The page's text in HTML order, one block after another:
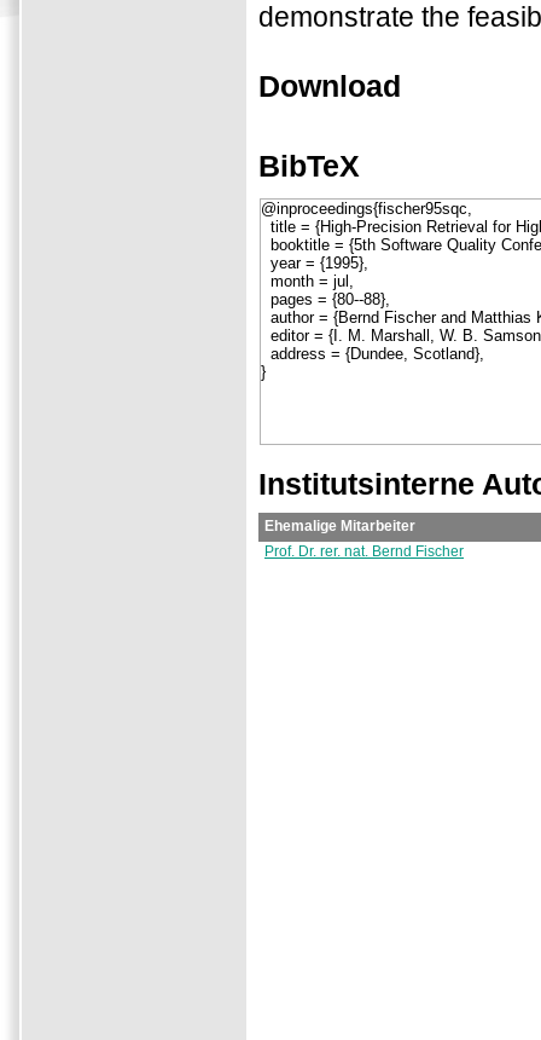
demonstrate the
Download
BibTeX
Institutsinterne
Ehemalige Mitarbeiter
Prof. Dr. rer. nat. Bernd Fischer